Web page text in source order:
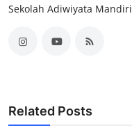
Sekolah Adiwiyata Mandiri
Related Posts